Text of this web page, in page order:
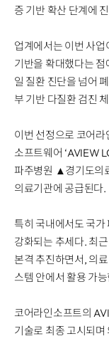
증 기반 확산 단계에
업계에서는 이번 사
기반을 확대했다는
일 질환 진단을 넘어
부 기반 다질환 검진
이번 선정으로 코어
소프트웨어 ‘AVIEW
파주병원 ▲경기도의
의료기관에 공급된다.
특히 국내에서도 국가
강화되는 추세다. 최
본격 추진하면서, 의
스템 안에서 활용 가
코어라인소프트의
기술로 최종 고시되